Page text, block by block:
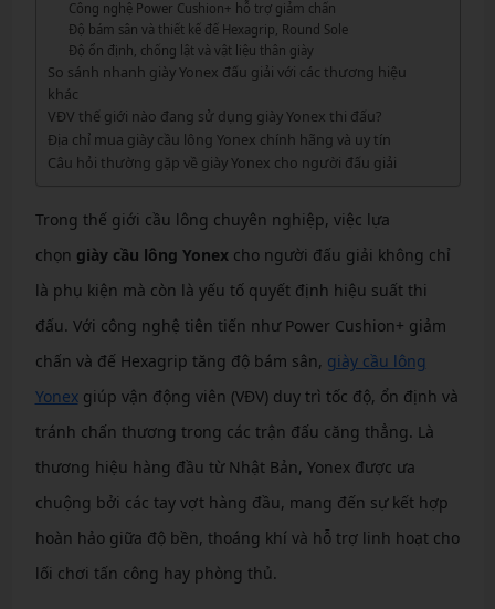
Công nghệ Power Cushion+ hỗ trợ giảm chấn
Độ bám sân và thiết kế đế Hexagrip, Round Sole
Độ ổn định, chống lật và vật liệu thân giày
So sánh nhanh giày Yonex đấu giải với các thương hiệu
khác
VĐV thế giới nào đang sử dụng giày Yonex thi đấu?
Địa chỉ mua giày cầu lông Yonex chính hãng và uy tín
Câu hỏi thường gặp về giày Yonex cho người đấu giải
Trong thế giới cầu lông chuyên nghiệp, việc lựa
chọn giày cầu lông Yonexcho người đấu giải không chỉ
là phụ kiện mà còn là yếu tố quyết định hiệu suất thi
đấu. Với công nghệ tiên tiến như Power Cushion+ giảm
chấn và đế Hexagrip tăng độ bám sân, giày cầu lông
Yonexgiúp vận động viên (VĐV) duy trì tốc độ, ổn định và
tránh chấn thương trong các trận đấu căng thẳng. Là
thương hiệu hàng đầu từ Nhật Bản, Yonex được ưa
chuộng bởi các tay vợt hàng đầu, mang đến sự kết hợp
hoàn hảo giữa độ bền, thoáng khí và hỗ trợ linh hoạt cho
lối chơi tấn công hay phòng thủ.